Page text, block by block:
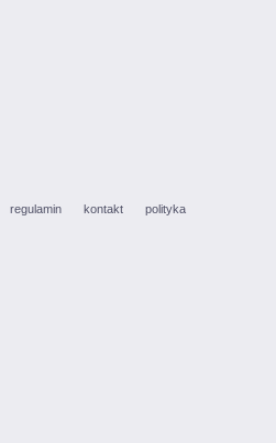
regulamin kontakt polityka